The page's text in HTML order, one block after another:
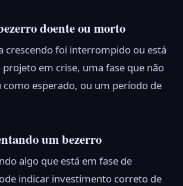
doente ou morto
crescendo foi interrompido ou está
em crise, uma fase que não
como esperado, ou um período de
um bezerro
algo que está em fase de
indicar investimento correto de